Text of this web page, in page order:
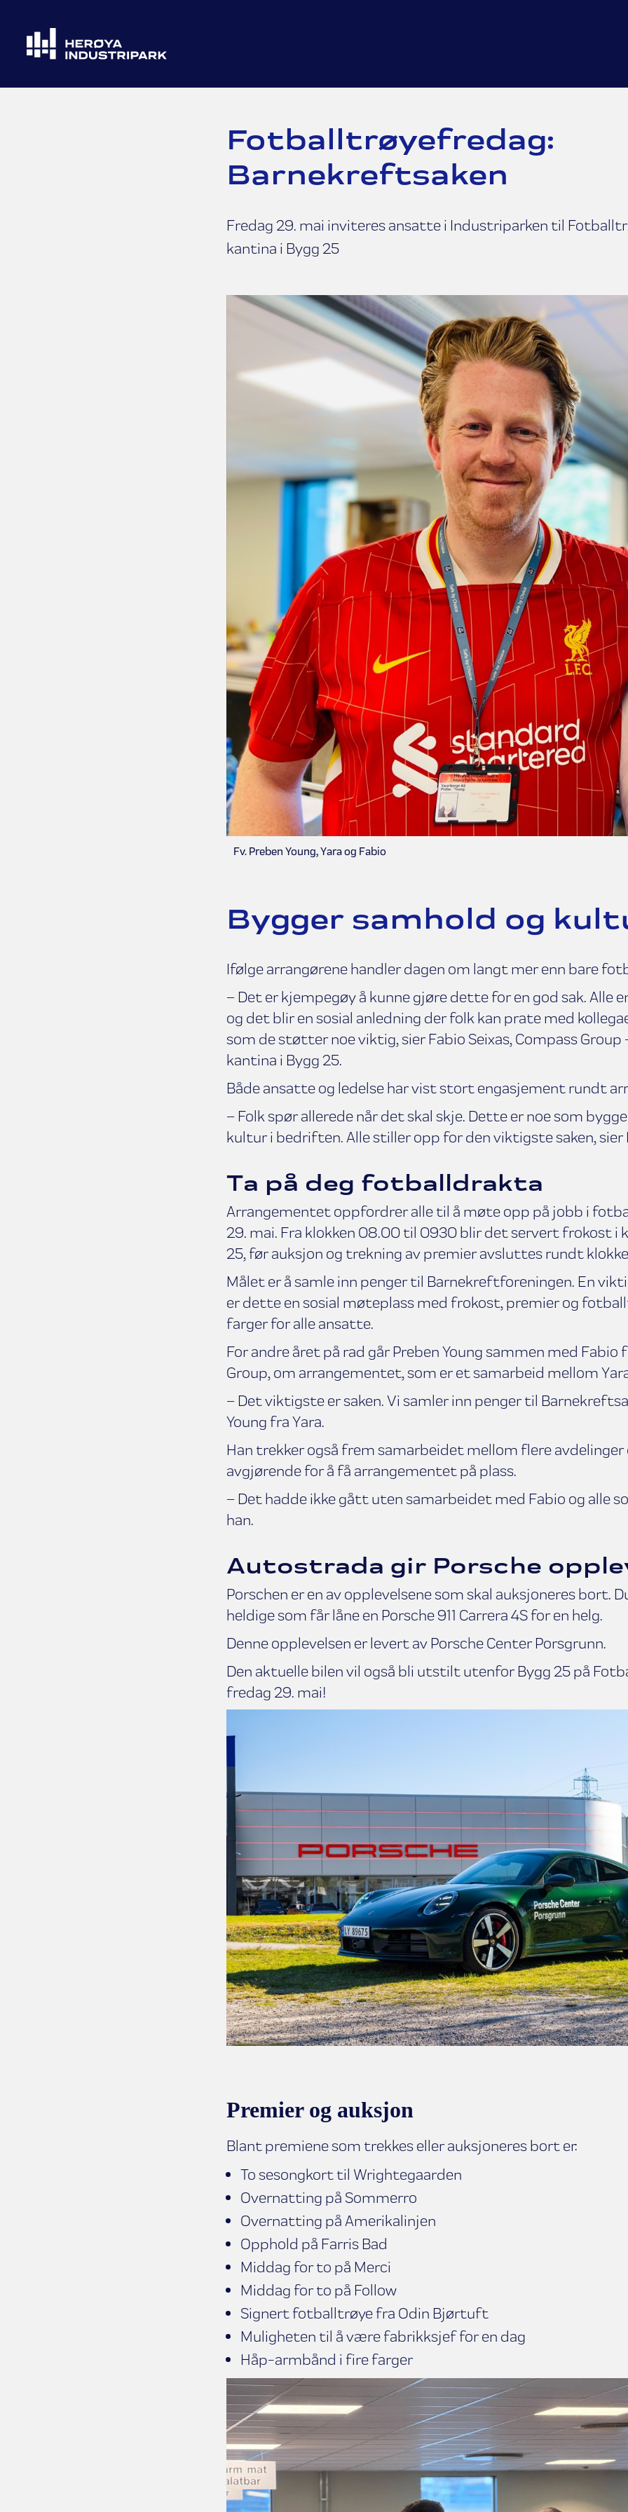
Fotballtrøyefredag:
Barnekreftsaken
Fredag 29. mai inviteres ansatte i Industriparken til
kantina i Bygg 25
Fv. Preben Young, Yara og Fabio
Bygger samhold og
Ifølge arrangørene handler dagen om langt mer enn bare
– Det er kjempegøy å kunne gjøre dette for en god sak. Alle
og det blir en sosial anledning der folk kan prate med
som de støtter noe viktig, sier Fabio Seixas, Compass
kantina i Bygg 25.
Både ansatte og ledelse har vist stort engasjement rundt
– Folk spør allerede når det skal skje. Dette er noe som
kultur i bedriften. Alle stiller opp for den viktigste saken, sier
Ta på deg fotballdrakta
Arrangementet oppfordrer alle til å møte opp på jobb i
29. mai. Fra klokken 08.00 til 0930 blir det servert frokost i
25, før auksjon og trekning av premier avsluttes rundt
Målet er å samle inn penger til Barnekreftforeningen. En
er dette en sosial møteplass med frokost, premier og
farger for alle ansatte.
For andre året på rad går Preben Young sammen med Fabio
Group, om arrangementet, som er et samarbeid mellom
– Det viktigste er saken. Vi samler inn penger til
Young fra Yara.
Han trekker også frem samarbeidet mellom flere
avgjørende for å få arrangementet på plass.
– Det hadde ikke gått uten samarbeidet med Fabio og alle
han.
Autostrada gir Porsche
Porschen er en av opplevelsene som skal auksjoneres bort.
heldige som får låne en Porsche 911 Carrera 4S for en helg.
Denne opplevelsen er levert av Porsche Center Porsgrunn.
Den aktuelle bilen vil også bli utstilt utenfor Bygg 25 på
fredag 29. mai!
Premier og auksjon
Blant premiene som trekkes eller auksjoneres bort er:
To sesongkort til Wrightegaarden
Overnatting på Sommerro
Overnatting på Amerikalinjen
Opphold på Farris Bad
Middag for to på Merci
Middag for to på Follow
Signert fotballtrøye fra Odin Bjørtuft
Muligheten til å være fabrikksjef for en dag
Håp-armbånd i fire farger